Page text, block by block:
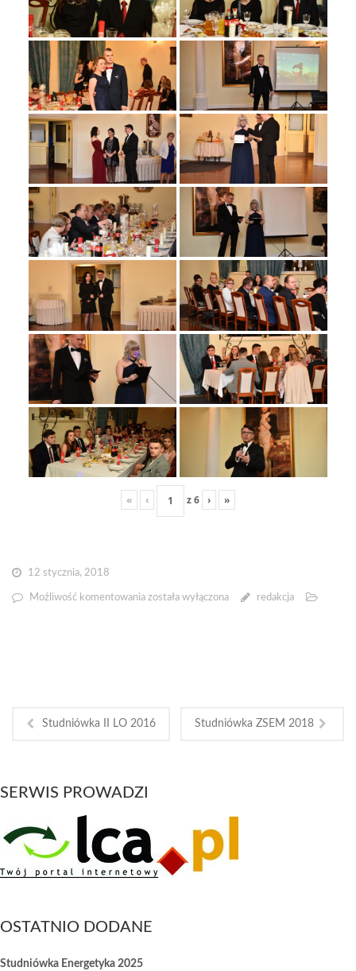
« ‹ z6 › »
12 stycznia, 2018
Możliwość komentowania Studniówka
została wyłączona redakcja
Studniówka II LO 2016 Studniówka ZSEM 2018
SERWIS PROWADZI
OSTATNIO DODANE
Studniówka Energetyka 2025